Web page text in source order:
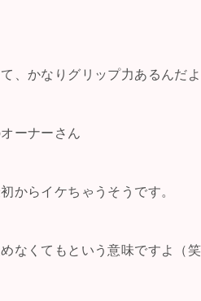
、かなりグリップ力あるんだ
ーナーさん
からイケちゃうそうです。
なくてもという意味ですよ（